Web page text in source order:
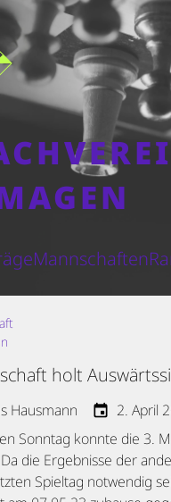
Mannschaften
holt
Hausmann event 2. April
Sonntag konnte die 3.
die Ergebnisse der
Spieltag notwendig